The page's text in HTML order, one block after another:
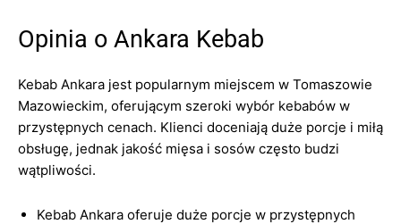
Opinia o Ankara Kebab
Kebab Ankara jest popularnym miejscem w Tomaszowie
Mazowieckim, oferującym szeroki wybór kebabów w
przystępnych cenach. Klienci doceniają duże porcje i miłą
obsługę, jednak jakość mięsa i sosów często budzi
wątpliwości.
Kebab Ankara oferuje duże porcje w przystępnych